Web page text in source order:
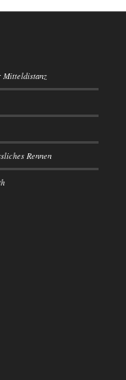
Mitteldistanz
Rennen